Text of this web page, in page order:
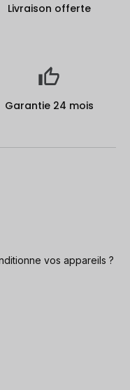
Livraison offerte
Garantie 24 mois
vos appareils ?